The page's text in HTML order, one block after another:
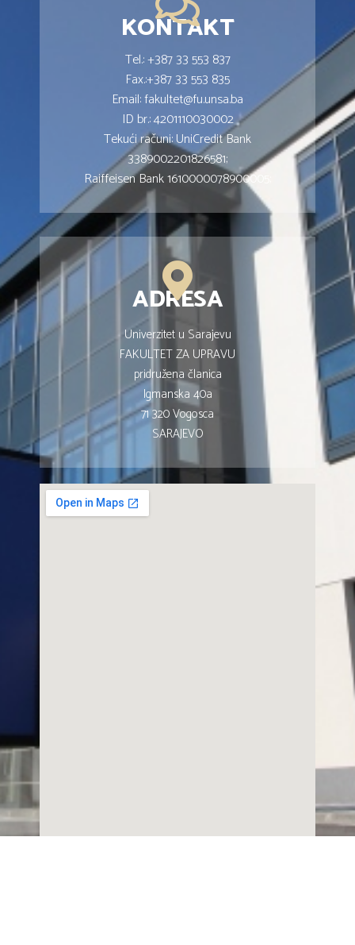
KONTAKT
Tel.: +387 33 553 837
Fax.:+387 33 553 835
Email: fakultet@fu.unsa.ba
ID br.: 4201110030002
Tekući računi: UniCredit Bank
3389002201826581;
Raiffeisen Bank 1610000078900005;
ADRESA
Univerzitet u Sarajevu
FAKULTET ZA UPRAVU
pridružena članica
Igmanska 40a
71 320 Vogosca
SARAJEVO